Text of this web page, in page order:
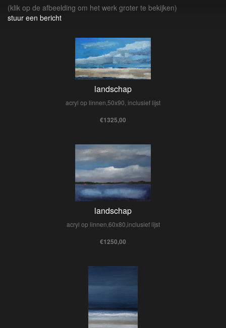
(klik op de afbeelding om het werk groter te bekijken)
stuur een bericht
landschap
acryl op linnen,50x90, inclusief lijst
€1325,00
landschap
acryl op linnen,60x80,inclusief lijst
€1250,00